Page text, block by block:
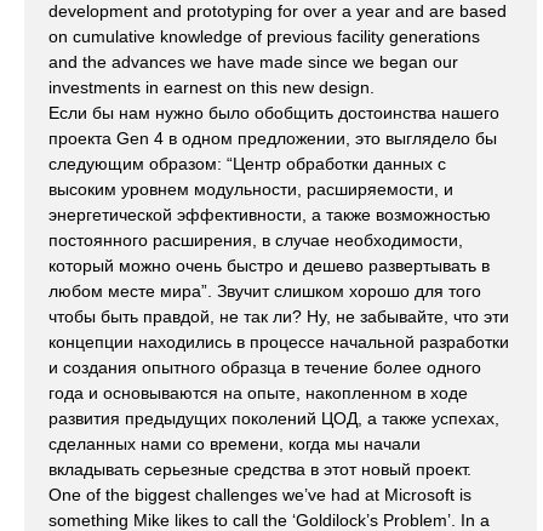
development and prototyping for over a year and are based
on cumulative knowledge of previous facility generations
and the advances we have made since we began our
investments in earnest on this new design.
Если бы нам нужно было обобщить достоинства нашего
проекта Gen 4 в одном предложении, это выглядело бы
следующим образом: “Центр обработки данных с
высоким уровнем модульности, расширяемости, и
энергетической эффективности, а также возможностью
постоянного расширения, в случае необходимости,
который можно очень быстро и дешево развертывать в
любом месте мира”. Звучит слишком хорошо для того
чтобы быть правдой, не так ли? Ну, не забывайте, что эти
концепции находились в процессе начальной разработки
и создания опытного образца в течение более одного
года и основываются на опыте, накопленном в ходе
развития предыдущих поколений ЦОД, а также успехах,
сделанных нами со времени, когда мы начали
вкладывать серьезные средства в этот новый проект.
One of the biggest challenges we’ve had at Microsoft is
something Mike likes to call the ‘Goldilock’s Problem’. In a